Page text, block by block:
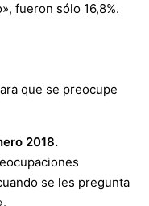
fueron sólo 16,8%.
2018.
se les pregunta